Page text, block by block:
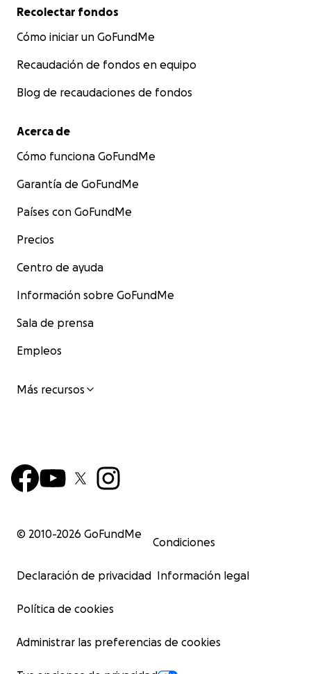
Recolectar fondos
Cómo iniciar un GoFundMe
Recaudación de fondos en equipo
Blog de recaudaciones de fondos
Acerca de
Cómo funciona GoFundMe
Garantía de GoFundMe
Países con GoFundMe
Precios
Centro de ayuda
Información sobre GoFundMe
Sala de prensa
Empleos
Más recursos
© 2010-2026 GoFundMe
Condiciones
Declaración de privacidad Información legal
Política de cookies
Administrar las preferencias de cookies